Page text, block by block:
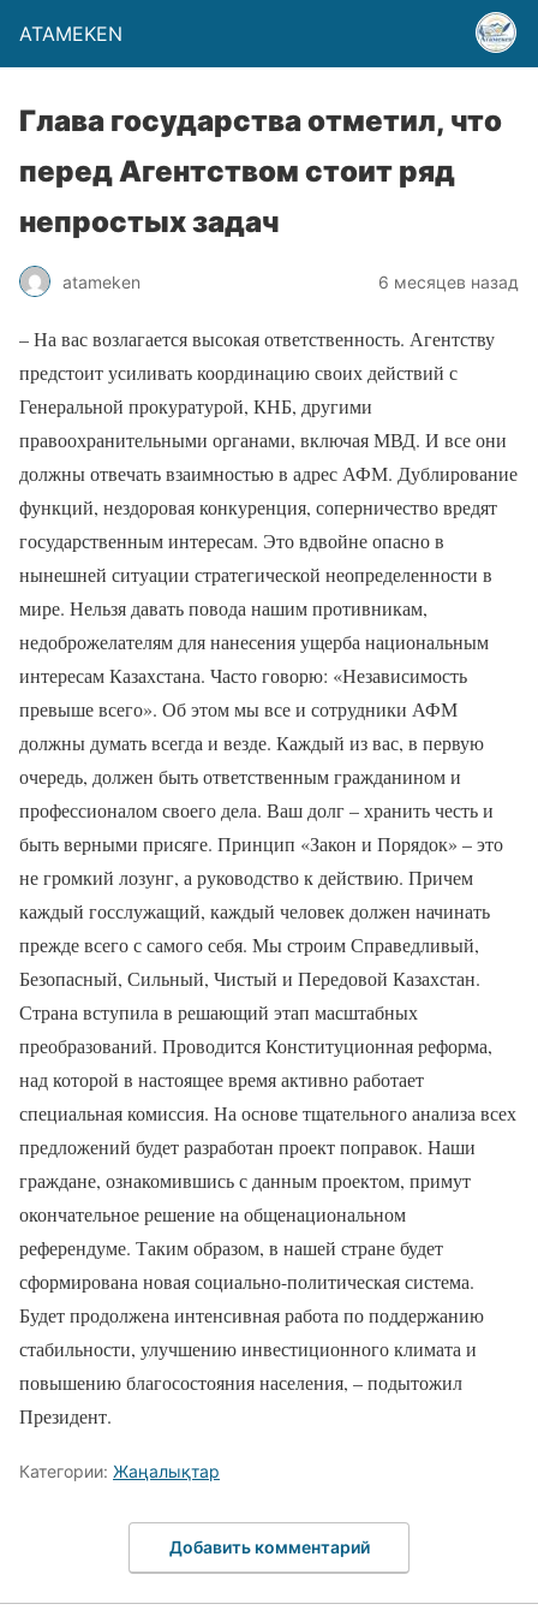
ATAMEKEN
Глава государства отметил, что
перед Агентством стоит ряд
непростых задач
atameken 6 месяцев назад
– На вас возлагается высокая ответственность. Агентству
предстоит усиливать координацию своих действий с
Генеральной прокуратурой, КНБ, другими
правоохранительными органами, включая МВД. И все они
должны отвечать взаимностью в адрес АФМ. Дублирование
функций, нездоровая конкуренция, соперничество вредят
государственным интересам. Это вдвойне опасно в
нынешней ситуации стратегической неопределенности в
мире. Нельзя давать повода нашим противникам,
недоброжелателям для нанесения ущерба национальным
интересам Казахстана. Часто говорю: «Независимость
превыше всего». Об этом мы все и сотрудники АФМ
должны думать всегда и везде. Каждый из вас, в первую
очередь, должен быть ответственным гражданином и
профессионалом своего дела. Ваш долг – хранить честь и
быть верными присяге. Принцип «Закон и Порядок» – это
не громкий лозунг, а руководство к действию. Причем
каждый госслужащий, каждый человек должен начинать
прежде всего с самого себя. Мы строим Справедливый,
Безопасный, Сильный, Чистый и Передовой Казахстан.
Страна вступила в решающий этап масштабных
преобразований. Проводится Конституционная реформа,
над которой в настоящее время активно работает
специальная комиссия. На основе тщательного анализа всех
предложений будет разработан проект поправок. Наши
граждане, ознакомившись с данным проектом, примут
окончательное решение на общенациональном
референдуме. Таким образом, в нашей стране будет
сформирована новая социально-политическая система.
Будет продолжена интенсивная работа по поддержанию
стабильности, улучшению инвестиционного климата и
повышению благосостояния населения, – подытожил
Президент.
Категории: Жаңалықтар
Добавить комментарий